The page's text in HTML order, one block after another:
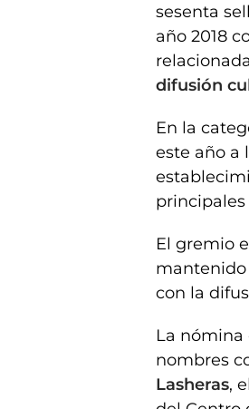
sesenta
año 2018
difusión
En la
este año a
El gremio
mantenido
con la
La nómina
nombres
Lasheras,